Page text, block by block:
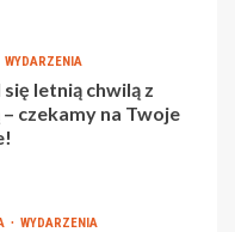
WYDARZENIA
letnią chwilą z
– czekamy na Twoje
WYDARZENIA